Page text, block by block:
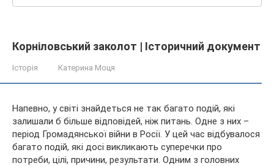
Корніловський заколот | Історичний документ
Історія Катерина Моця
Напевно, у світі знайдеться не так багато подій, які
залишали б більше відповідей, ніж питань. Одне з них –
період Громадянської війни в Росії. У цей час відбувалося
багато подій, які досі викликають суперечки про
потреби, цілі, причини, результати. Одним з головних